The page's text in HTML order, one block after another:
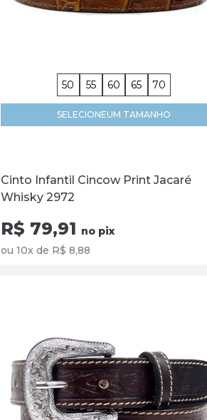
50 55 60 65 70
SELECIONEUM TAMANHO
Cinto Infantil Cincow Print Jacaré
Whisky 2972
R$ 79,91 no pix
ou 10x de R$ 8,88